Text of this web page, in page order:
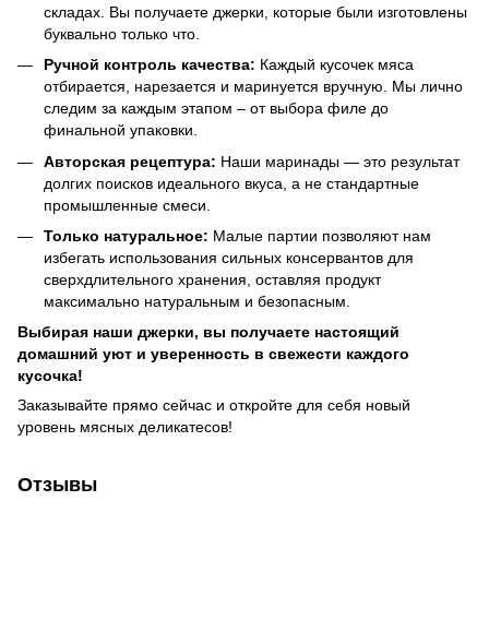
складах. Вы получаете джерки, которые были изготовлены
буквально только что.
Ручной контроль качества: Каждый кусочек мяса
отбирается, нарезается и маринуется вручную. Мы лично
следим за каждым этапом – от выбора филе до
финальной упаковки.
Авторская рецептура: Наши маринады — это результат
долгих поисков идеального вкуса, а не стандартные
промышленные смеси.
Только натуральное: Малые партии позволяют нам
избегать использования сильных консервантов для
сверхдлительного хранения, оставляя продукт
максимально натуральным и безопасным.
Выбирая наши джерки, вы получаете настоящий
домашний уют и уверенность в свежести каждого
кусочка!
Заказывайте прямо сейчас и откройте для себя новый
уровень мясных деликатесов!
Отзывы